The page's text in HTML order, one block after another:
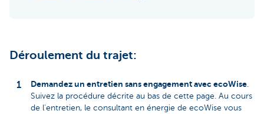
Déroulement du trajet:
Demandez un entretien sans engagement avec ecoWise
Suivez la procédure décrite au bas de cette page. Au cours
de l'entretien, le consultant en énergie de ecoWise vous